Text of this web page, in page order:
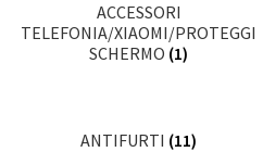
ACCESSORI
TELEFONIA/XIAOMI/PROTEGGI
SCHERMO (1)
ANTIFURTI (11)